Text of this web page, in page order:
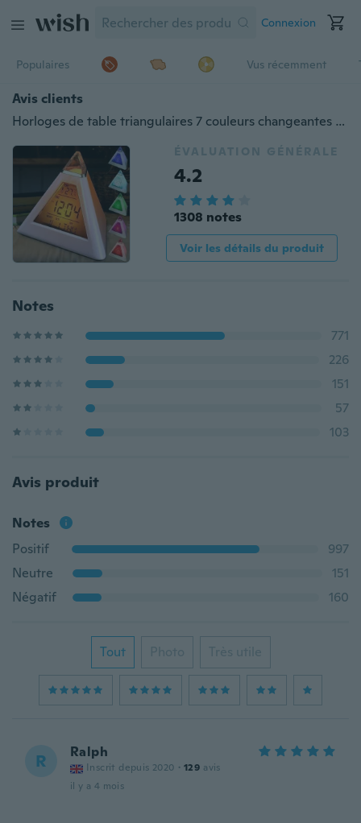
Connexion
Populaires Vus récemment
Avis clients
Horloges de table triangulaires 7 couleurs changeantes LED température semaine affichage numérique réveil table décor horloges chambre chevet horloge
ÉVALUATION GÉNÉRALE
4.2
1308 notes
Voir les détails du produit
Notes
771
226
151
57
103
Avis produit
Notes
Positif
997
Neutre
151
Négatif
160
Tout Photo Très utile
R Ralph
Inscrit depuis 2020 · 129 avis
il y a 4 mois